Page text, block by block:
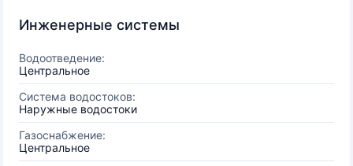
Инженерные системы
Водоотведение:
Центральное
Система водостоков:
Наружные водостоки
Газоснабжение:
Центральное